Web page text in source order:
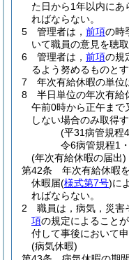
た日から1年以内にあ
ればならない。
5
管理者は， 前項の時
いて職員の意見を聴
6
管理者は， 前項の規
るよう努めるものとす
7
年次有給休暇の単位
8
半日単位の年次有給
午前0時から正午まで
しない場合のみ取得
(平31病管規程
令6病管規程1
(年次有給休暇の届出)
第42条
年次有給休暇
休暇届(様式第7号)に
ればならない。
2
職員は，病気，災害
項の規定によること
付して事後において
(病気休暇)